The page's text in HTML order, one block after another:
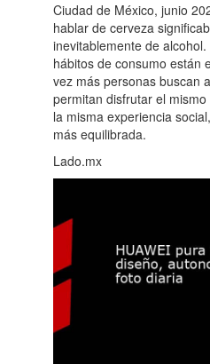
Ciudad de México, junio
hablar de cerveza
inevitablemente de
hábitos de consumo están
vez más personas buscan
permitan disfrutar el
la misma experiencia
más equilibrada.
Lado.mx